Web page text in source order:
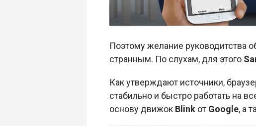
Поэтому желание руководитства
странным. По слухам, для этого
Как утверждают источники,
стабильно и быстро работать на
основу движок Blinkот Google, а